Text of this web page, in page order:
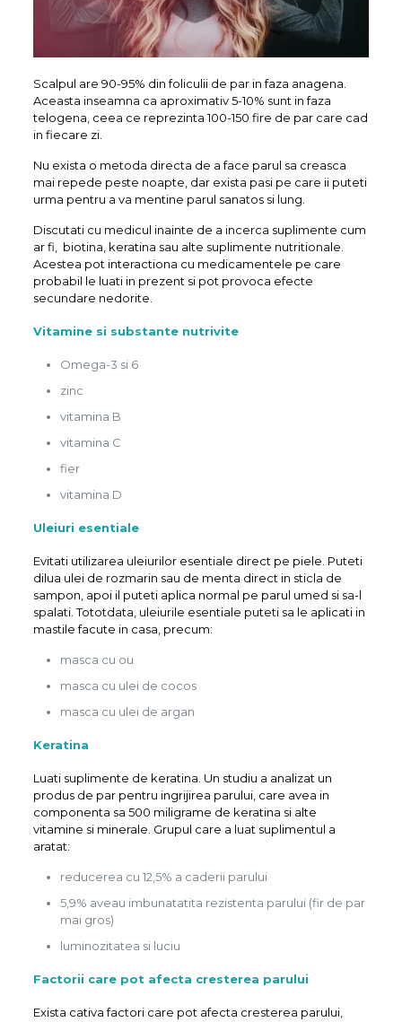
Scalpul are 90-95% din foliculii de par in faza anagena.
Aceasta inseamna ca aproximativ 5-10% sunt in faza
telogena, ceea ce reprezinta 100-150 fire de par care cad
in fiecare zi.
Nu exista o metoda directa de a face parul sa creasca
mai repede peste noapte, dar exista pasi pe care ii puteti
urma pentru a va mentine parul sanatos si lung.
Discutati cu medicul inainte de a incerca suplimente cum
ar fi, biotina, keratina sau alte suplimente nutritionale.
Acestea pot interactiona cu medicamentele pe care
probabil le luati in prezent si pot provoca efecte
secundare nedorite.
Vitamine si substante nutrivite
Omega-3 si 6
zinc
vitamina B
vitamina C
fier
vitamina D
Uleiuri esentiale
Evitati utilizarea uleiurilor esentiale direct pe piele. Puteti
dilua ulei de rozmarin sau de menta direct in sticla de
sampon, apoi il puteti aplica normal pe parul umed si sa-l
spalati. Tototdata, uleiurile esentiale puteti sa le aplicati in
mastile facute in casa, precum:
masca cu ou
masca cu ulei de cocos
masca cu ulei de argan
Keratina
Luati suplimente de keratina. Un studiu a analizat un
produs de par pentru ingrijirea parului, care avea in
componenta sa 500 miligrame de keratina si alte
vitamine si minerale. Grupul care a luat suplimentul a
aratat:
reducerea cu 12,5% a caderii parului
5,9% aveau imbunatatita rezistenta parului (fir de par
mai gros)
luminozitatea si luciu
Factorii care pot afecta cresterea parului
Exista cativa factori care pot afecta cresterea parului,